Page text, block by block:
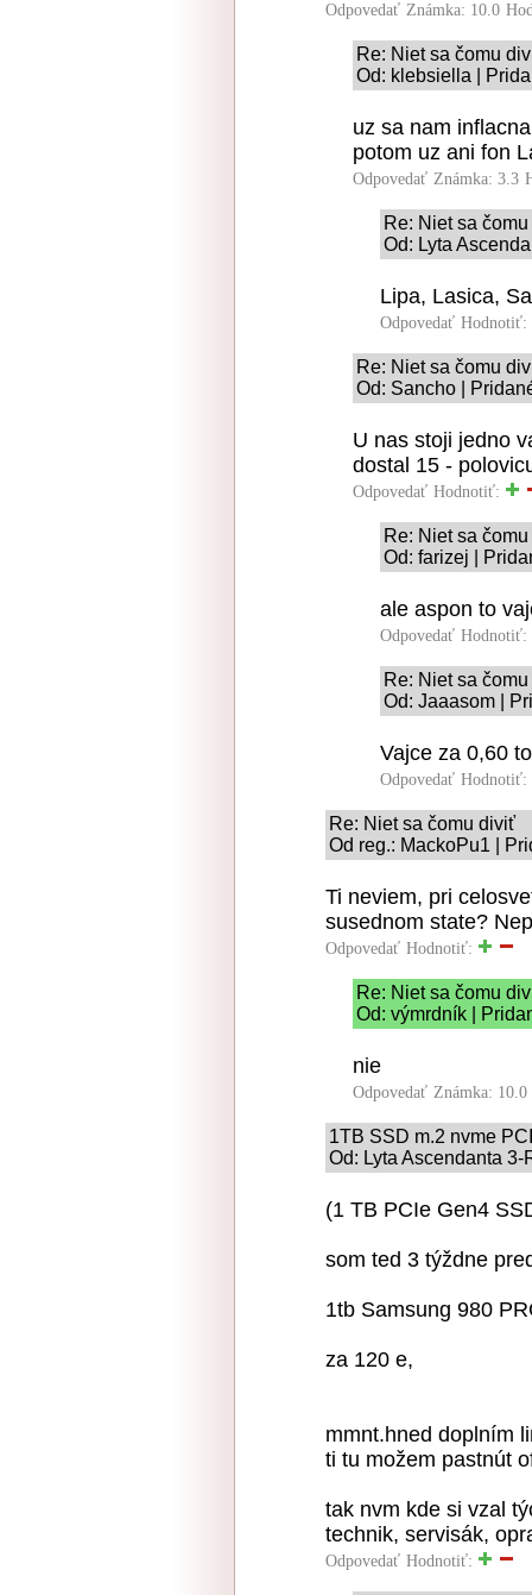
Odpovedať Známka: 10.0
Re: Niet sa čomu
Od: klebsiella |
uz sa nam
potom uz ani fon
Odpovedať Známka: 3.3
Re: Niet sa
Od: Lyta
Lipa, Lasica,
Odpovedať Hodnotiť:
Re: Niet sa čomu
Od: Sancho |
U nas stoji jedno
dostal 15 -
Odpovedať Hodnotiť:
Re: Niet sa
Od: farizej |
ale aspon to
Odpovedať Hodnotiť:
Re: Niet sa
Od: Jaaasom |
Vajce za 0,60
Odpovedať Hodnotiť:
Re: Niet sa čomu diviť
Od reg.: MackoPu1 |
Ti neviem, pri
susednom state?
Odpovedať Hodnotiť:
Re: Niet sa čomu
Od: výmrdník |
nie
Odpovedať Známka: 10.0
1TB SSD m.2 nvme
Od: Lyta Ascendanta
(1 TB PCIe Gen4
som ted 3 týždne
1tb Samsung 980
za 120 e,
mmnt.hned doplním
ti tu možem pastnút
tak nvm kde si vzal
technik, servisák,
Odpovedať Hodnotiť: